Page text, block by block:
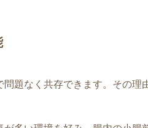
題なく共存できます。その理